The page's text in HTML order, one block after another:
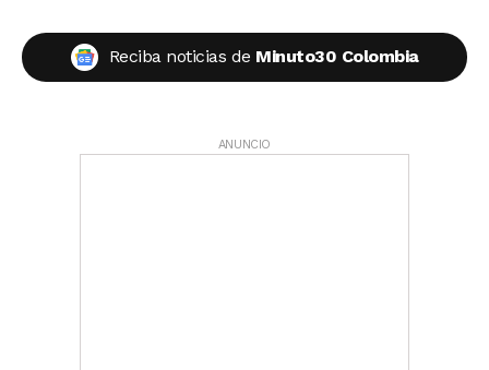
Reciba noticias de Minuto30 Colombia
ANUNCIO